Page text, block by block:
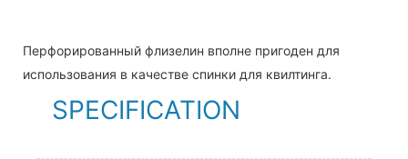
Перфорированный флизелин вполне пригоден для
использования в качестве спинки для квилтинга.
SPECIFICATION